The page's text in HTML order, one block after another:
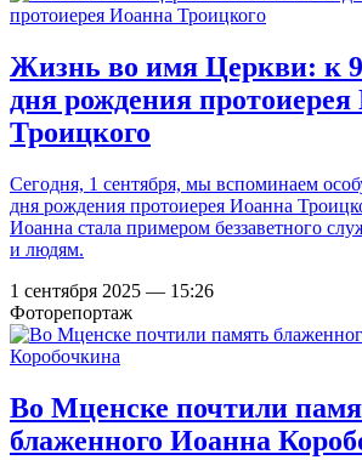
Жизнь во имя Церкви: к
дня рождения
Троицкого
Сегодня, 1 сентября, мы вспоминаем
дня рождения протоиерея Иоанна
Иоанна стала примером беззаветного
и людям.
1 сентября 2025 — 15:26
Фоторепортаж
Во Мценске почтили
блаженного Иоанна